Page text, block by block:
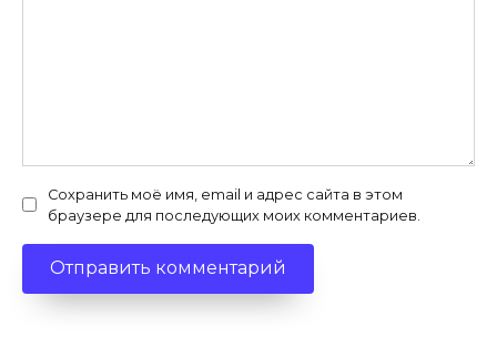
Сохранить моё имя, email и адрес сайта в этом
браузере для последующих моих комментариев.